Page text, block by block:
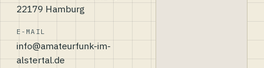
22179 Hamburg
E-MAIL
info@amateurfunk-im-
alstertal.de